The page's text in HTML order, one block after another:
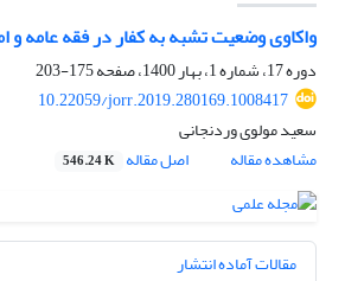
واکاوی وضعیت تشبه به کفار در فقه عامه و
دوره 17، شماره 1، بهار 1400، صفحه
175-203
10.22059/jorr.2019.280169.1008417
سعید مولوی وردنجانی
مشاهده مقاله
اصل مقاله 546.24 K
مقالات آماده انتشار